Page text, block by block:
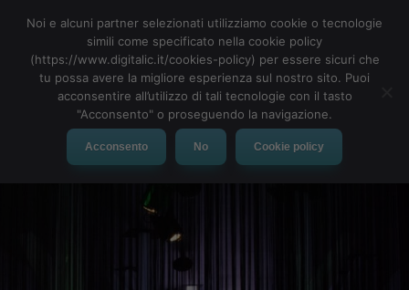
MENU
Noi e alcuni partner selezionati utilizziamo cookie o tecnologie
simili come specificato nella cookie policy
(https://www.digitalic.it/cookies-policy) per essere sicuri che
tu possa avere la migliore esperienza sul nostro sito. Puoi
acconsentire all’utilizzo di tali tecnologie con il tasto
"Acconsento" o proseguendo la navigazione.
Acconsento No Cookie policy